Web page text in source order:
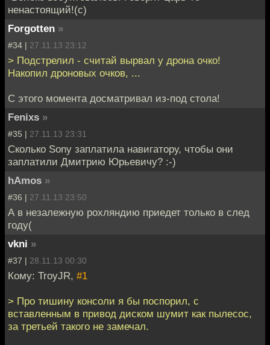
ненастоящий!(с)
Forgotten »
#34 | 27.11.13 23:12
> Подстрелил - считай вырвал у дрона очко!
Накопил дроновых очков, ...
С этого момента досматривал из-под стола!
Fenixs »
#35 | 27.11.13 23:31
Сколько Sony заплатила навигатору, чтобы они
заплатили Дмитрию Юрьевичу? :-)
hAmos »
#36 | 27.11.13 23:50
А в незалежную рохляндию приедет только в след
году(
vkni »
#37 | 28.11.13 00:30
Кому: TroyJR, #1
> Про тишину консоли я бы поспорил, с
вставленным в привод диском шумит как пылесос,
за третьей такого не замечал.